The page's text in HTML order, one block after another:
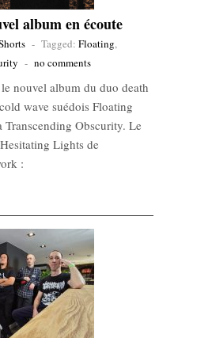
album en écoute
- Tagged: Floating,
- no comments
nouvel album du duo death
wave suédois Floating
Obscurity. Le
Lights de
: